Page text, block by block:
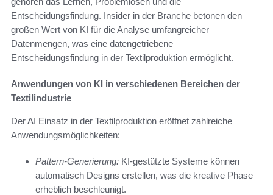
Entscheidungsfindung. Insider in der Branche betonen den
großen Wert von KI für die Analyse umfangreicher
Datenmengen, was eine datengetriebene
Entscheidungsfindung in der Textilproduktion ermöglicht.
Anwendungen von KI in verschiedenen Bereichen der
Textilindustrie
Der AI Einsatz in der Textilproduktion eröffnet zahlreiche
Anwendungsmöglichkeiten:
Pattern-Generierung: KI-gestützte Systeme können
automatisch Designs erstellen, was die kreative Phase
erheblich beschleunigt.